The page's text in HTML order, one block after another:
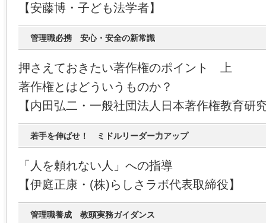
【安藤博・子ども法学者】
管理職必携 安心・安全の新常識
押さえておきたい著作権のポイント 上
著作権とはどういうものか？
【内田弘二・一般社団法人日本著作権教育研
若手を伸ばせ！ ミドルリーダー力アップ
「人を頼れない人」への指導
【伊庭正康・(株)らしさラボ代表取締役】
管理職養成 教頭実務ガイダンス